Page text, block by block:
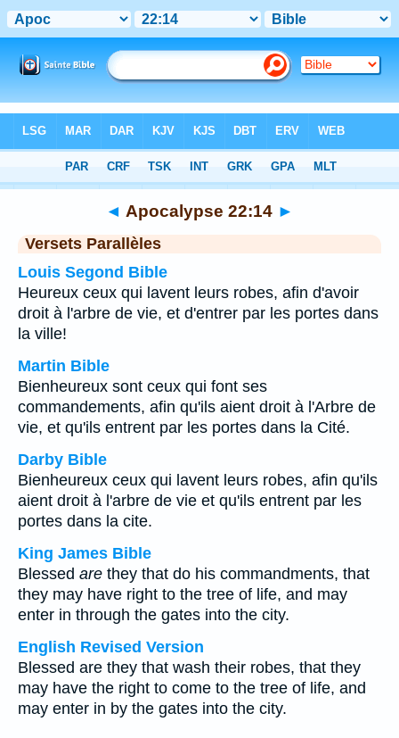
Chapitre 22 > Verset 14
◄ Apocalypse 22:14 ►
Versets Parallèles
Louis Segond Bible
Heureux ceux qui lavent leurs robes, afin d'avoir
droit à l'arbre de vie, et d'entrer par les portes dans
la ville!
Martin Bible
Bienheureux sont ceux qui font ses
commandements, afin qu'ils aient droit à l'Arbre de
vie, et qu'ils entrent par les portes dans la Cité.
Darby Bible
Bienheureux ceux qui lavent leurs robes, afin qu'ils
aient droit à l'arbre de vie et qu'ils entrent par les
portes dans la cite.
King James Bible
Blessed are they that do his commandments, that
they may have right to the tree of life, and may
enter in through the gates into the city.
English Revised Version
Blessed are they that wash their robes, that they
may have the right to come to the tree of life, and
may enter in by the gates into the city.